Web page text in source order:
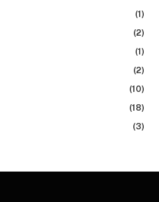
(1)
(2)
(1)
(2)
(10)
(18)
(3)